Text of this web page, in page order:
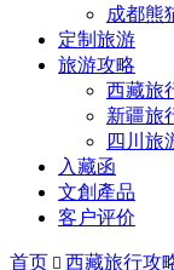
成都熊
定制旅游
旅游攻略
西藏旅
新疆旅
四川旅
入藏函
文創產品
客户评价
首页  西藏旅行攻